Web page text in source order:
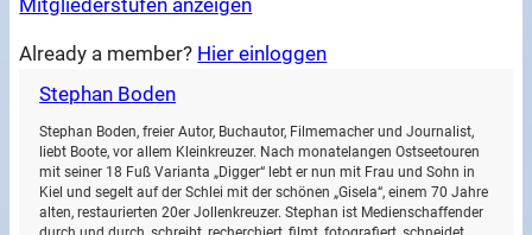
Already a member? Hier einloggen
Stephan Boden
Stephan Boden, freier Autor, Buchautor, Filmemacher und Journalist,
liebt Boote, vor allem Kleinkreuzer. Nach monatelangen Ostseetouren
mit seiner 18 Fuß Varianta „Digger“ lebt er nun mit Frau und Sohn in
Kiel und segelt auf der Schlei mit der schönen „Gisela“, einem 70 Jahre
alten, restaurierten 20er Jollenkreuzer. Stephan ist Medienschaffender